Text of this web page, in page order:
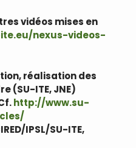
vidéos mises en
nexus-videos-
réalisation des
(SU-ITE, JNE)
http://www.su-
IPSL/SU-ITE,